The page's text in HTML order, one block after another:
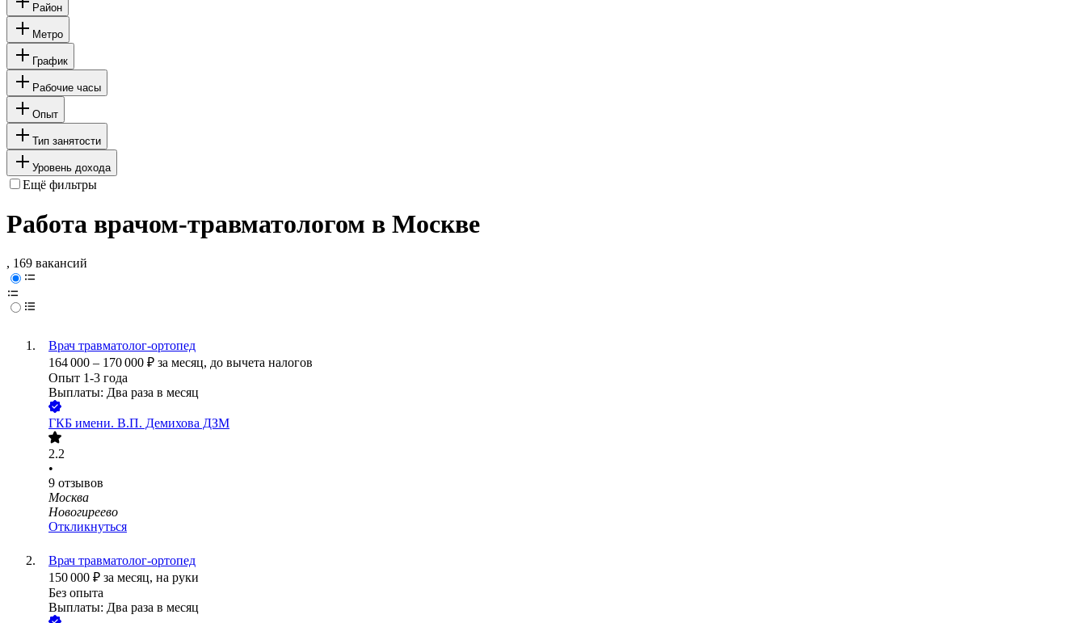
Район
Метро
График
Рабочие часы
Опыт
Тип занятости
Уровень дохода
Ещё фильтры
Работа врачом-травматологом в Москве
, 169 вакансий
Врач травматолог-ортопед
164 000 – 170 000 ₽ за месяц, до вычета налогов
Опыт 1-3 года
Выплаты: Два раза в месяц
ГКБ имени. В.П. Демихова ДЗМ
2.2
•
9 отзывов
Москва
Новогиреево
Откликнуться
Врач травматолог-ортопед
150 000 ₽ за месяц, на руки
Без опыта
Выплаты: Два раза в месяц